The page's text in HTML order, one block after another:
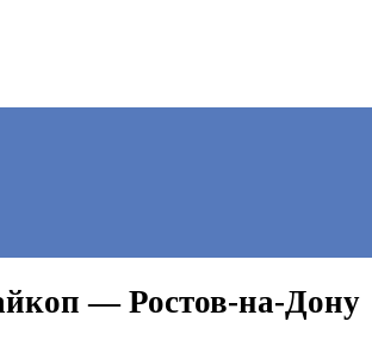
— Ростов-на-Дону